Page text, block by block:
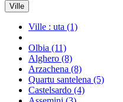
Ville
Ville : uta (1)
Olbia (11)
Alghero (8)
Arzachena (8)
Quartu santelena (5)
Castelsardo (4)